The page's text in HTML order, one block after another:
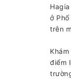
ở
trên
điểm